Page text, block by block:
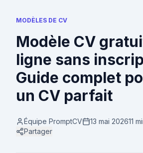
MODÈLES DE CV
Modèle CV
ligne sans
Guide complet
un CV parfait
Équipe PromptCV 13 mai 202611
Partager